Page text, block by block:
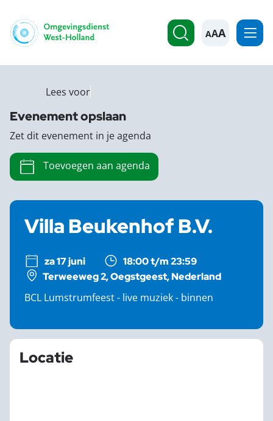
A
Villa Beukenhof B.V.
za 17 juni
18:00 t/m 23:59
Terweeweg 2, Oegstgeest, Nederland
BCL Lumstrumfeest - live muziek - binnen
Locatie
Lees voor
Evenement opslaan
Zet dit evenement in je agenda
Toevoegen aan agenda